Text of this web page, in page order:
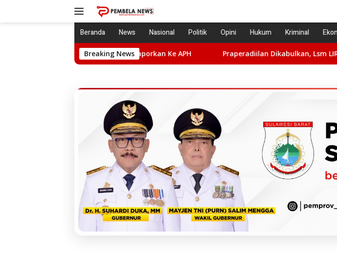
Beranda News Nasional Politik Opini Hukum Kriminal
Breaking News
Lsm LIRA Bakal Laporkan Ke APH Praperadiilan Dikabulkan, Lsm LIRA: Hentikan